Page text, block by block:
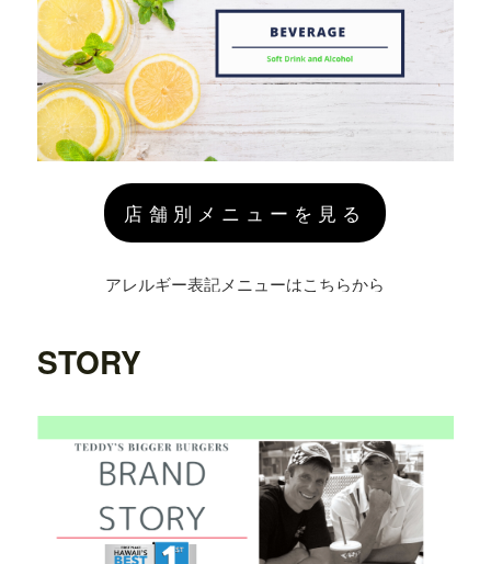
店舗別メニューを見る
アレルギー表記メニューはこちらから
STORY